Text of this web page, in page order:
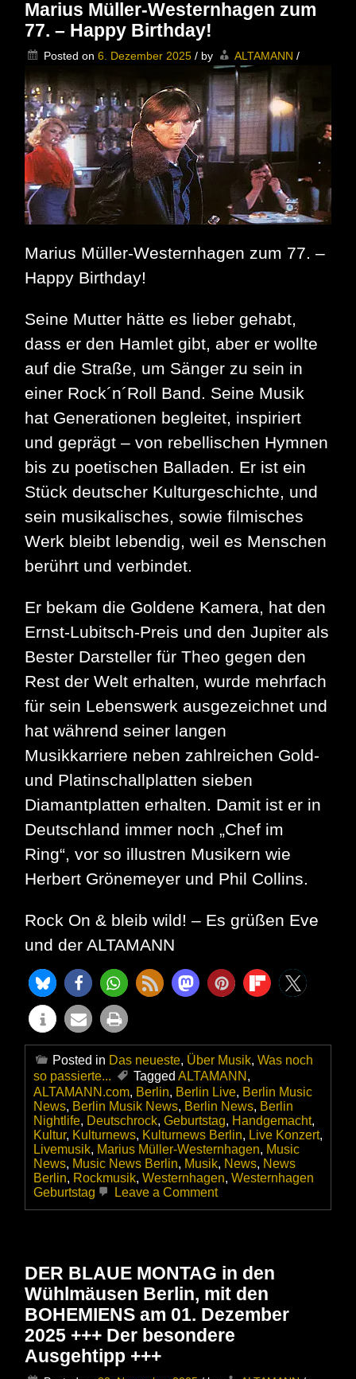
ganz
groß
durch
–
gratulieren!
Marius Müller-Westernhagen zum
77. – Happy Birthday!
Posted on 6. Dezember 2025 / by ALTAMANN /
Marius Müller-Westernhagen zum 77. –
Happy Birthday!
Seine Mutter hätte es lieber gehabt,
dass er den Hamlet gibt, aber er wollte
auf die Straße, um Sänger zu sein in
einer Rock´n´Roll Band. Seine Musik
hat Generationen begleitet, inspiriert
und geprägt – von rebellischen Hymnen
bis zu poetischen Balladen. Er ist ein
Stück deutscher Kulturgeschichte, und
sein musikalisches, sowie filmisches
Werk bleibt lebendig, weil es Menschen
berührt und verbindet.
Er bekam die Goldene Kamera, hat den
Ernst-Lubitsch-Preis und den Jupiter als
Bester Darsteller für Theo gegen den
Rest der Welt erhalten, wurde mehrfach
für sein Lebenswerk ausgezeichnet und
hat während seiner langen
Musikkarriere neben zahlreichen Gold-
und Platinschallplatten sieben
Diamantplatten erhalten. Damit ist er in
Deutschland immer noch „Chef im
Ring“, vor so illustren Musikern wie
Herbert Grönemeyer und Phil Collins.
Rock On & bleib wild! – Es grüßen Eve
und der ALTAMANN
Posted in Das neueste, Über Musik, Was noch
so passierte...
Tagged ALTAMANN ,
ALTAMANN.com, Berlin, Berlin Live, Berlin Music
News, Berlin Musik News, Berlin News, Berlin
Nightlife, Deutschrock, Geburtstag, Handgemacht,
Kultur, Kulturnews, Kulturnews Berlin, Live Konzert,
Livemusik, Marius Müller-Westernhagen, Music
News, Music News Berlin, Musik, News, News
Berlin, Rockmusik, Westernhagen, Westernhagen
Geburtstag
Leave a Commenton
77.
–
Happy
Birthday!
DER BLAUE MONTAG in den
Wühlmäusen Berlin, mit den
BOHEMIENS am 01. Dezember
2025 +++ Der besondere
Ausgehtipp +++